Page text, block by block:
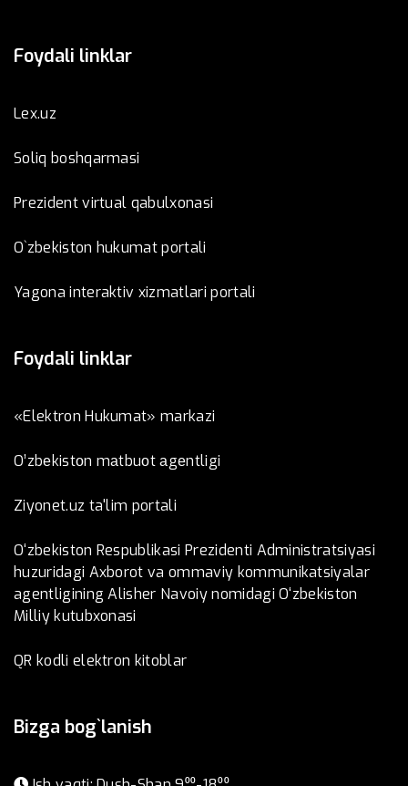
Foydali linklar
Lex.uz
Soliq boshqarmasi
Prezident virtual qabulxonasi
O`zbekiston hukumat portali
Yagona interaktiv xizmatlari portali
Foydali linklar
«Elektron Hukumat» markazi
O’zbеkistоn mаtbuоt аgеntligi
Ziyonet.uz ta'lim portali
O‘zbekiston Respublikasi Prezidenti Administratsiyasi
huzuridagi Axborot va ommaviy kommunikatsiyalar
agentligining Alisher Navoiy nomidagi O‘zbekiston
Milliy kutubxonasi
QR kodli elektron kitoblar
Bizga bog`lanish